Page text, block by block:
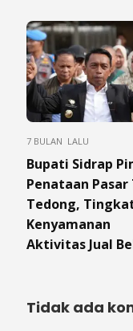
7 BULAN LALU
Bupati Sidrap
Penataan Pasar
Tedong,
Kenyamanan
Aktivitas Jual
Tidak ada